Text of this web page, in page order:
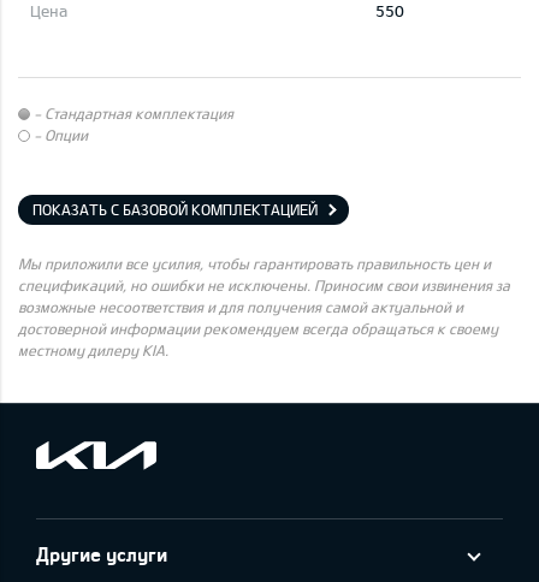
550
- Стандартная комплектация
- Опции
ПОКАЗАТЬ С БАЗОВОЙ КОМПЛЕКТАЦИЕЙ
Мы приложили все усилия, чтобы гарантировать правильность цен и
спецификаций, но ошибки не исключены. Приносим свои извинения за
возможные несоответствия и для получения самой актуальной и
достоверной информации рекомендуем всегда обращаться к своему
местному дилеру KIA.
Другие услуги